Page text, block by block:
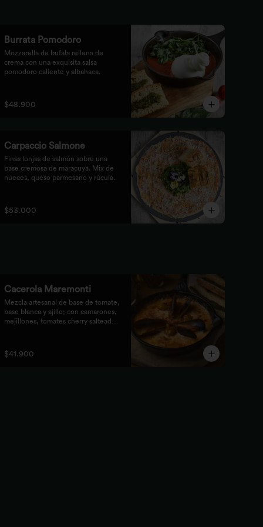
Burrata Pomodoro
Mozzarella de bufala rellena de
crema con una exquisita salsa
pomodoro caliente y albahaca.
$48.900
Carpaccio Salmone
Finas lonjas de salmón sobre una
base cremosa de maracuyá. Mix de
nueces, queso parmesano y rúcula.
$53.000
Cacerola Maremonti
Mezcla artesanal de base de tomate,
base blanca y ajillo; con camarones,
mejillones, tomates cherry salteados
tostones de pan focaccia con pesto
verde rústico.
$41.900